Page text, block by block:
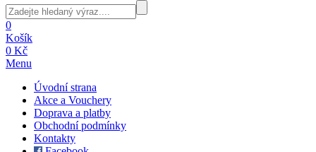
0
Košík
0 Kč
Menu
Úvodní strana
Akce a Vouchery
Doprava a platby
Obchodní podmínky
Kontakty